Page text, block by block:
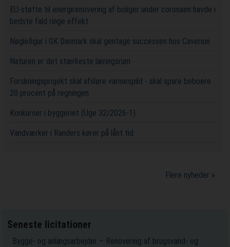
EU-støtte til energirenovering af boliger under coronaen havde i
bedste fald ringe effekt
Nøglefigur i GK Danmark skal gentage successen hos Caverion
Naturen er det stærkeste læringsrum
Forskningsprojekt skal afsløre varmespild - skal spare beboere
20 procent på regningen
Konkurser i byggeriet (Uge 32/2026-1)
Vandværker i Randers kører på lånt tid
Flere nyheder »
Seneste licitationer
Bygge- og anlægsarbejder – Renovering af brugsvand- og